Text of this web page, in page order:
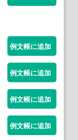
例文帳に追加
例文帳に追加
例文帳に追加
例文帳に追加